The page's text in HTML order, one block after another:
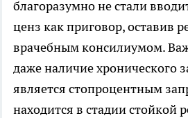
благоразумно не стали
ценз как приговор, оставив
врачебным консилиумом.
даже наличие хронического
является стопроцентным
находится в стадии стойкой